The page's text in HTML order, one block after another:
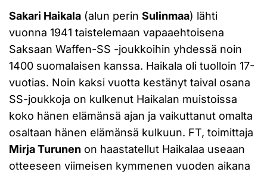
Sakari Haikala (alun perin Sulinmaa) lähti
vuonna 1941 taistelemaan vapaaehtoisena
Saksaan Waffen-SS -joukkoihin yhdessä noin
1400 suomalaisen kanssa. Haikala oli tuolloin 17-
vuotias. Noin kaksi vuotta kestänyt taival osana
SS-joukkoja on kulkenut Haikalan muistoissa
koko hänen elämänsä ajan ja vaikuttanut omalta
osaltaan hänen elämänsä kulkuun. FT, toimittaja
Mirja Turunen on haastatellut Haikalaa useaan
otteeseen viimeisen kymmenen vuoden aikana